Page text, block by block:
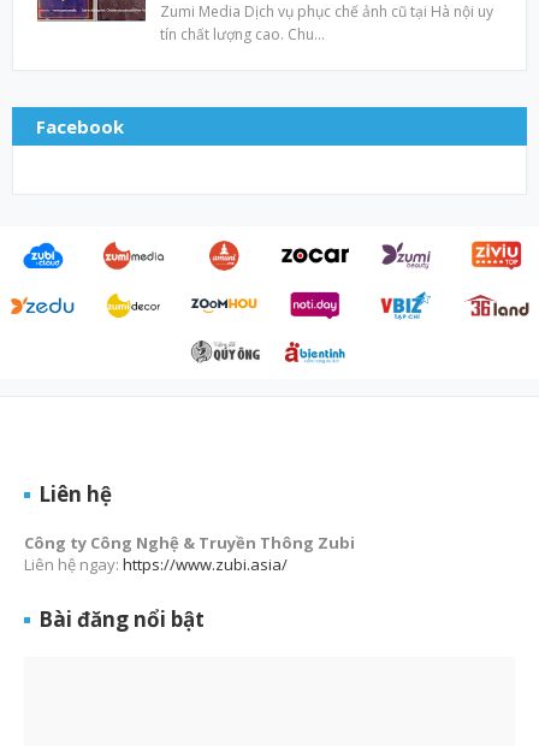
Zumi Media Dịch vụ phục chế ảnh cũ tại Hà nội uy
tín chất lượng cao. Chu…
Facebook
Liên hệ
Công ty Công Nghệ & Truyền Thông Zubi
Liên hệ ngay: https://www.zubi.asia/
Bài đăng nổi bật